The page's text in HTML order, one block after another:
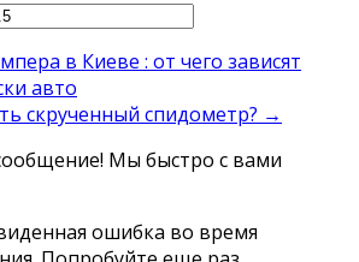
в Киеве : от чего зависят
авто
скрученный спидометр? →
Мы быстро с вами
ошибка во время